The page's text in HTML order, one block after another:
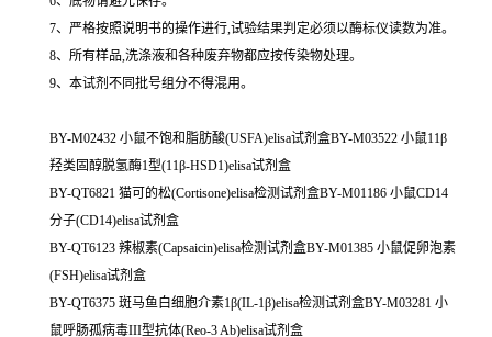
7、严格按照说明书的操作进行,试验结果判定必须以酶标仪读数为准。
8、所有样品,洗涤液和各种废弃物都应按传染物处理。
9、本试剂不同批号组分不得混用。
BY-M02432 小鼠不饱和脂肪酸(USFA)elisa试剂盒BY-M03522 小鼠11β
羟类固醇脱氢酶1型(11β-HSD1)elisa试剂盒
BY-QT6821 猫可的松(Cortisone)elisa检测试剂盒BY-M01186 小鼠CD14
分子(CD14)elisa试剂盒
BY-QT6123 辣椒素(Capsaicin)elisa检测试剂盒BY-M01385 小鼠促卵泡素
(FSH)elisa试剂盒
BY-QT6375 斑马鱼白细胞介素1β(IL-1β)elisa检测试剂盒BY-M03281 小
鼠呼肠孤病毒III型抗体(Reo-3 Ab)elisa试剂盒